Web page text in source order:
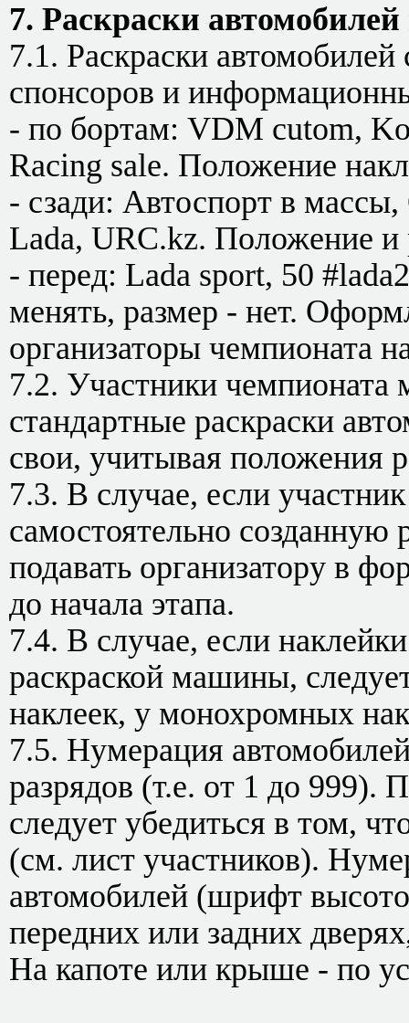
7. Раскраски
7.1. Раскраски
спонсоров и
- по бортам: VDM cutom,
Racing sale. Положение
- сзади: Автоспорт в
Lada, URC.kz. Положение и
- перед: Lada sport, 50
менять, размер - нет.
организаторы чемпионата
7.2. Участники чемпионата
стандартные раскраски
свои, учитывая положения
7.3. В случае, если
самостоятельно созданную
подавать организатору в
до начала этапа.
7.4. В случае, если
раскраской машины,
наклеек, у монохромных
7.5. Нумерация
разрядов (т.е. от 1 до 999).
следует убедиться в том,
(см. лист участников).
автомобилей (шрифт
передних или задних
На капоте или крыше - по